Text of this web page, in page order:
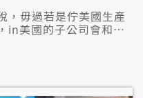
，毋過若是佇美國生產
in美國的子公司會和蘋
兩千億，台積電暫時無